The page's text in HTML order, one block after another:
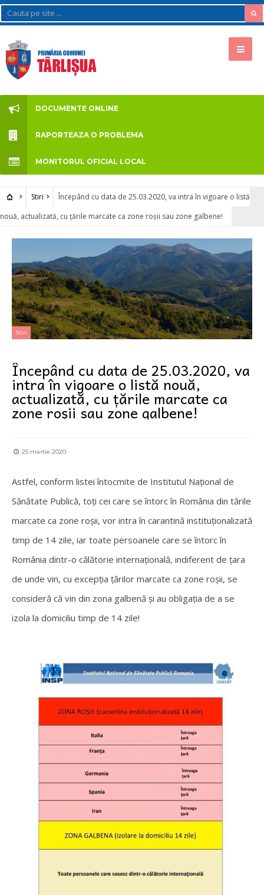
DOCUMENTE ONLINE
RAPORTEAZA O PROBLEMA
MONITORUL OFICIAL LOCAL
Stiri
Începând cu data de 25.03.2020, va intra în vigoare o listă
nouă, actualizată, cu țările marcate ca zone roșii sau zone galbene!
Stiri
Începând cu data de 25.03.2020, va
intra în vigoare o listă nouă,
actualizată, cu țările marcate ca
zone roșii sau zone galbene!
25 martie 2020
Astfel, conform listei întocmite de Institutul Național de
Sănătate Publică, toți cei care se întorc în România din tările
marcate ca zone roșii, vor intra în carantină instituționalizată
timp de 14 zile, iar toate persoanele care se întorc în
România dintr-o călătorie internațională, indiferent de țara
de unde vin, cu excepția țărilor marcate ca zone roșii, se
consideră că vin din zona galbenă și au obligația de a se
izola la domiciliu timp de 14 zile!